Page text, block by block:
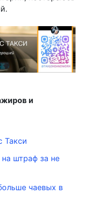
и
Такси
на штраф за не
чаевых в